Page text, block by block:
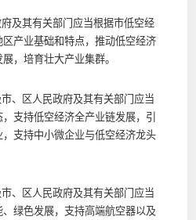
其有关部门应当根据市低空经
产业基础和特点，推动低空经济
，培育壮大产业集群。
区人民政府及其有关部门应当
支持低空经济全产业链发展，引
支持中小微企业与低空经济龙头
区人民政府及其有关部门应当
绿色发展，支持高端航空器以及